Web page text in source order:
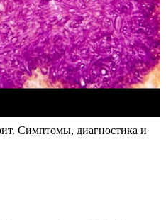
Симптомы, диагностика и